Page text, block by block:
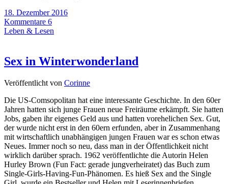
18. Dezember 2016
Kommentare 6
Leben & Lesen
Sex in Winterwonderland
Veröffentlicht von Corinne
Die US-Comsopolitan hat eine interessante Geschichte. In den 60er
Jahren hatten sich junge Frauen neue Freiräume erkämpft. Sie hatten
Jobs, gaben ihr eigenes Geld aus und hatten vorehelichen Sex. Gut,
der wurde nicht erst in den 60ern erfunden, aber in Zusammenhang
mit wirtschaftlich unabhängigen jungen Frauen war es schon etwas
Neues. Immer noch so neu, dass man in der Öffentlichkeit nicht
wirklich darüber sprach. 1962 veröffentlichte die Autorin Helen
Hurley Brown (Fun Fact: gerade jungverheiratet) das Buch zum
Single-Girls-Having-Fun-Phänomen. Es hieß Sex and the Single